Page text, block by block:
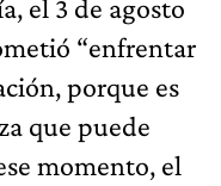
el 3 de agosto
“enfrentar
porque es
que puede
momento, el